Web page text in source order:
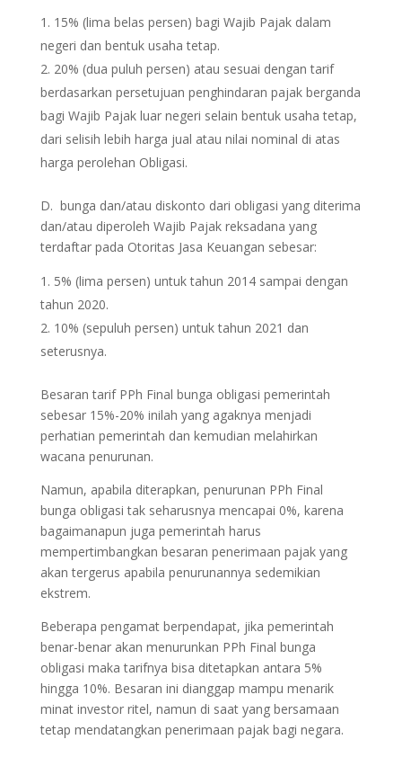
15% (lima belas persen) bagi Wajib Pajak dalam
negeri dan bentuk usaha tetap.
20% (dua puluh persen) atau sesuai dengan tarif
berdasarkan persetujuan penghindaran pajak berganda
bagi Wajib Pajak luar negeri selain bentuk usaha tetap,
dari selisih lebih harga jual atau nilai nominal di atas
harga perolehan Obligasi.
D. bunga dan/atau diskonto dari obligasi yang diterima
dan/atau diperoleh Wajib Pajak reksadana yang
terdaftar pada Otoritas Jasa Keuangan sebesar:
5% (lima persen) untuk tahun 2014 sampai dengan
tahun 2020.
10% (sepuluh persen) untuk tahun 2021 dan
seterusnya.
Besaran tarif PPh Final bunga obligasi pemerintah
sebesar 15%-20% inilah yang agaknya menjadi
perhatian pemerintah dan kemudian melahirkan
wacana penurunan.
Namun, apabila diterapkan, penurunan PPh Final
bunga obligasi tak seharusnya mencapai 0%, karena
bagaimanapun juga pemerintah harus
mempertimbangkan besaran penerimaan pajak yang
akan tergerus apabila penurunannya sedemikian
ekstrem.
Beberapa pengamat berpendapat, jika pemerintah
benar-benar akan menurunkan PPh Final bunga
obligasi maka tarifnya bisa ditetapkan antara 5%
hingga 10%. Besaran ini dianggap mampu menarik
minat investor ritel, namun di saat yang bersamaan
tetap mendatangkan penerimaan pajak bagi negara.